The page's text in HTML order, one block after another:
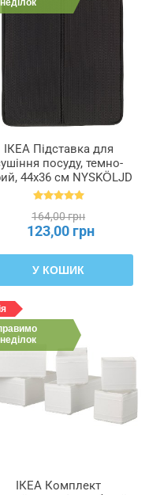
ІКЕА Підставка для
посуду, темно-
44x36 см NYSKÖLJD
НЮХОЛІД, 004.510.59
164,00 грн
123,00 грн
У КОШИК
ІКЕА Комплект